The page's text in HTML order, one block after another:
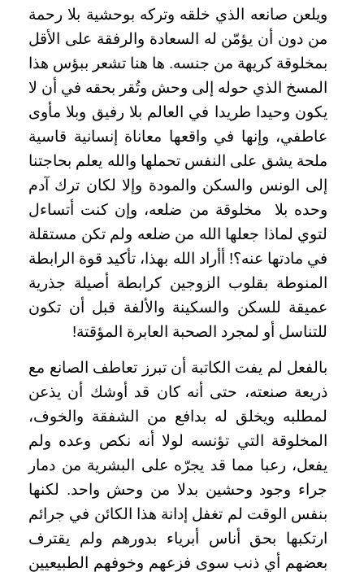
ويلعن صانعه الذي خلقه وتركه بوحشية بلا رحمة
من دون أن يؤمّن له السعادة والرفقة على الأقل
بمخلوقة كريهة من جنسه. ها هنا تشعر ببؤس هذا
المسخ الذي حوله إلى وحش وتُقر بحقه في أن لا
يكون وحيدا طريدا في العالم بلا رفيق وبلا مأوى
عاطفي، وإنها في واقعها معاناة إنسانية قاسية
ملحة يشق على النفس تحملها والله يعلم بحاجتنا
إلى الونس والسكن والمودة وإلا لكان ترك آدم
وحده بلا مخلوقة من ضلعه، وإن كنت أتساءل
لتوي لماذا جعلها الله من ضلعه ولم تكن مستقلة
في مادتها عنه؟! أأراد الله بهذا، تأكيد قوة الرابطة
المنوطة بقلوب الزوجين كرابطة أصيلة جذرية
عميقة للسكن والسكينة والألفة قبل أن تكون
للتناسل أو لمجرد الصحبة العابرة المؤقتة!
بالفعل لم يفت الكاتبة أن تبرز تعاطف الصانع مع
ذريعة صنعته، حتى أنه كان قد أوشك أن يذعن
لمطلبه ويخلق له بدافع من الشفقة والخوف،
المخلوقة التي تؤنسه لولا أنه نكص وعده ولم
يفعل، رعبا مما قد يجرّه على البشرية من دمار
جراء وجود وحشين بدلا من وحش واحد. لكنها
بنفس الوقت لم تغفل إدانة هذا الكائن في جرائم
ارتكبها بحق أناس أبرياء بدورهم ولم يقترف
بعضهم أي ذنب سوى فزعهم وخوفهم الطبيعيين